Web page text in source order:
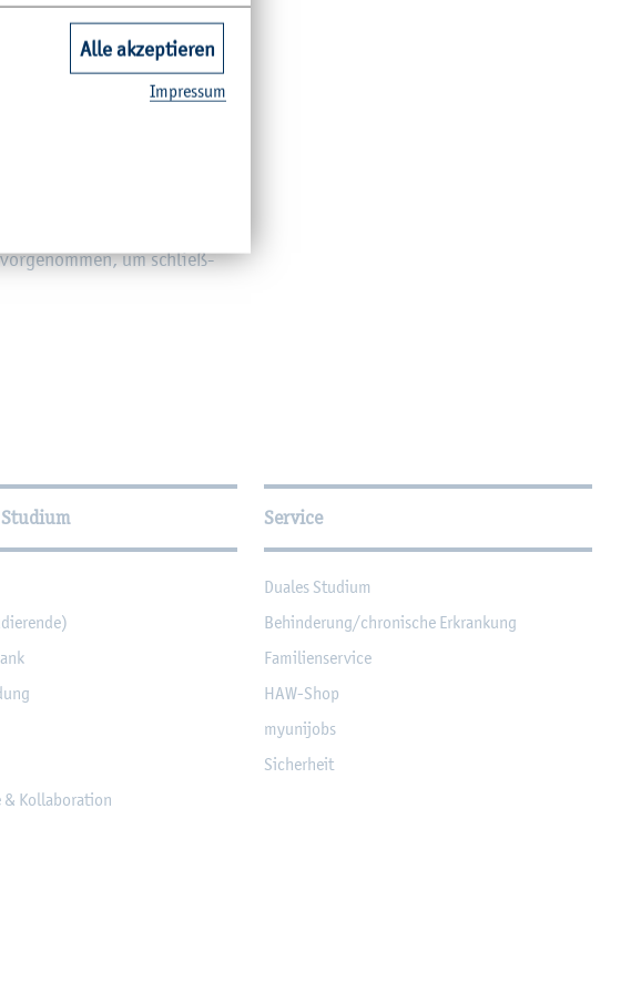
Sor­ten von En­er­
Teil­pro­jekt I wur­den auf
Frucht­fol­gen mit
Die Kul­tu­ren wur­den
mit der Nord­deut­
in un­se­ren Brei­
Be­trie­ben spe­zi­el­le
Über die Er­stel­
um schlie­ß­
& Kol­la­bo­ra­ti­on
Service
Dua­les Stu­di­um
Be­hin­de­rung/chro­ni­sche Er­kran­kung
Fa­mi­li­en­ser­vice
HAW-Shop
myu­ni­jobs
Si­cher­heit
Alle akzeptieren
Im­pres­sum